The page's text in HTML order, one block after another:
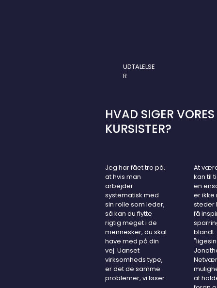
UDTALELSE
R
HVAD SIGER VORES
KURSISTER?
Jeg har fået tro på,
at hvis man
arbejder
systematisk med
sin rolle som leder,
så kan du flytte
rigtig meget i de
mennesker, du skal
have med på din
vej. Uanset
virksomheds type,
er det de samme
problemer, vi løser.
At
kan til
en
er
steder
få
blandt
at